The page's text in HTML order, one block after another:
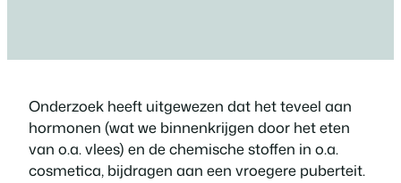
Onderzoek heeft uitgewezen dat het teveel aan
hormonen (wat we binnenkrijgen door het eten
van o.a. vlees) en de chemische stoffen in o.a.
cosmetica, bijdragen aan een vroegere puberteit.